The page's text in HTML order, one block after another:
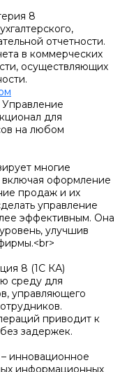
8
отчетности.
в коммерческих
осуществляющих
для
на любом
многие
оформление
продаж и их
управление
эффективным. Она
улучшив
8 (1С КА)
среду для
управляющего
приводит к
задержек.
инновационное
информационных